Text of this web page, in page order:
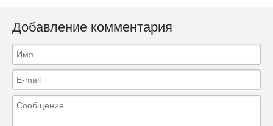
Добавление комментария